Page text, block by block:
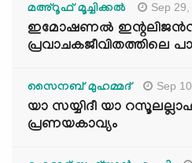
മഅ്റൂഫ് മൂച്ചിക്കല്‍ Sep
ഇമോഷണൽ
പ്രവാചകജീവിതത്തിലെ
സൈനബ് മുഹമ്മദ് Sep
യാ സയ്യിദീ യാ
പ്രണയകാവ്യം